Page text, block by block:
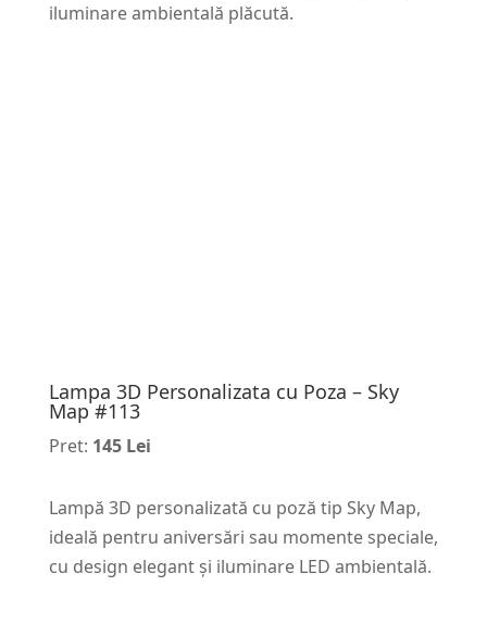
iluminare ambientală plăcută.
Lampa 3D Personalizata cu Poza – Sky
Map #113
Pret: 145 Lei
Lampă 3D personalizată cu poză tip Sky Map,
ideală pentru aniversări sau momente speciale,
cu design elegant și iluminare LED ambientală.